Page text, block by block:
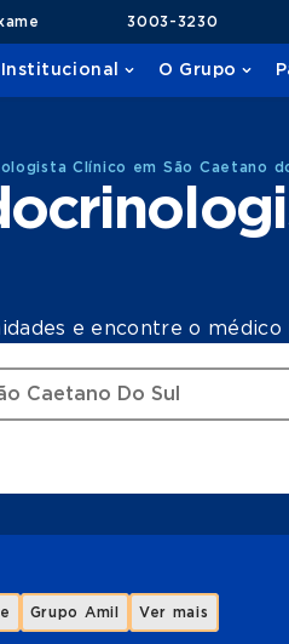
3003-3230
Institucional O Grupo
Clínico em São Caetano
e encontre o médico
Grupo Amil Ver mais